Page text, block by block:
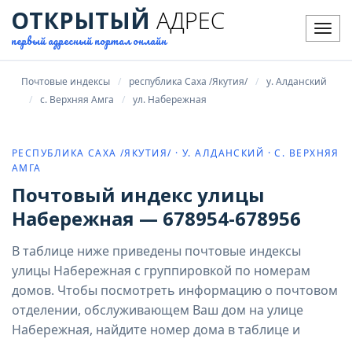
ОТКРЫТЫЙ АДРЕС
первый адресный портал онлайн
Почтовые индексы республика Саха /Якутия/
у. Алданский
с. Верхняя Амга
ул. Набережная
РЕСПУБЛИКА САХА /ЯКУТИЯ/ · У. АЛДАНСКИЙ · С. ВЕРХНЯЯ
АМГА
Почтовый индекс улицы
Набережная — 678954-678956
В таблице ниже приведены почтовые индексы
улицы Набережная с группировкой по номерам
домов. Чтобы посмотреть информацию о почтовом
отделении, обслуживающем Ваш дом на улице
Набережная, найдите номер дома в таблице и